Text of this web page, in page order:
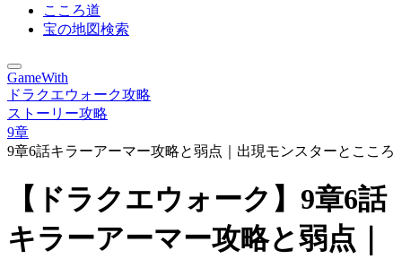
こころ道
宝の地図検索
GameWith
ドラクエウォーク攻略
ストーリー攻略
9章
9章6話キラーアーマー攻略と弱点｜出現モンスターとこころ
【ドラクエウォーク】9章6話
キラーアーマー攻略と弱点｜